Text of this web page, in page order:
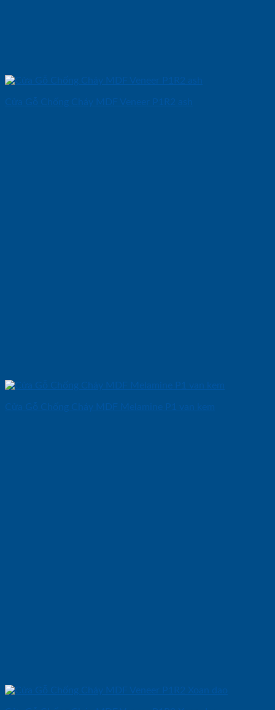
Cửa Gỗ Chống Cháy MDF Veneer P1R2 ash
Cửa Gỗ Chống Cháy MDF Melamine P1 van kem